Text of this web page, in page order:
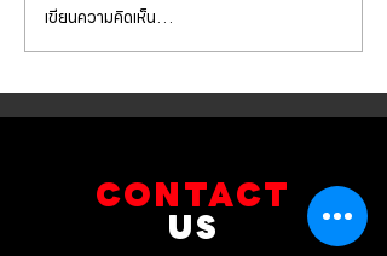
Mercedes Benz E350e เข้า
รับบริการเปลี่ยนจานเบรก ผ้า
เบรกหน้า พร้อมเซ็นเซอร์
เขียนความคิดเห็น…
CONTACT
US